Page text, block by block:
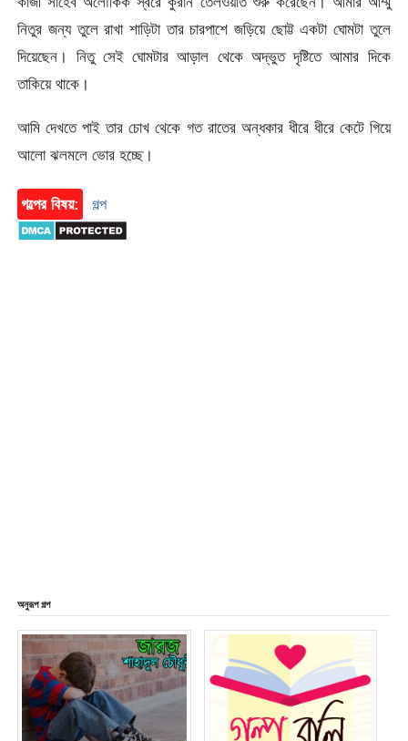
নিতুর জন্য তুলে রাখা শাড়িটা তার চারপাশে জড়িয়ে ছোট্ট একটা ঘোমটা তুলে
দিয়েছেন। নিতু সেই ঘোমটার আড়াল থেকে অদ্ভুত দৃষ্টিতে আমার দিকে
তাকিয়ে থাকে।
আমি দেখতে পাই তার চোখ থেকে গত রাতের অন্ধকার ধীরে ধীরে কেটে গিয়ে
আলো ঝলমলে ভোর হচ্ছে।
গল্পের বিষয়: গল্প
অনুরূপ গল্প